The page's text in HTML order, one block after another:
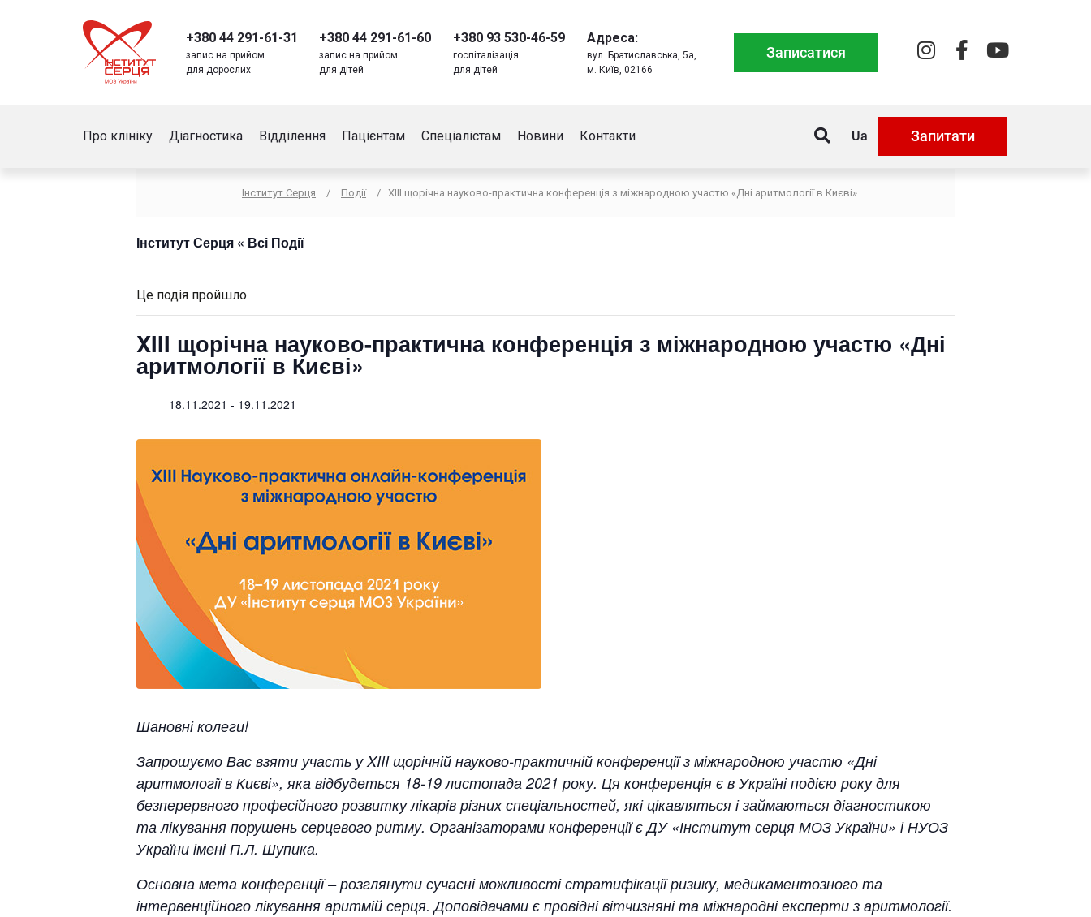
+380 44 291-61-31
запис на прийом
для дорослих
+380 44 291-61-60
запис на прийом
для дітей
+380 93 530-46-59
госпіталізація
для дітей
Адреса:
вул. Братиславська, 5а,
м. Київ, 02166
Записатися
Про клініку Діагностика Відділення Пацієнтам Спеціалістам Новини Контакти Ua Запитати
Інститут Серця / Події / XIII щорічна науково-практична конференція з міжнародною участю «Дні аритмології в Києві»
Інститут Серця « Всі Події
Це подія пройшло.
XIII щорічна науково-практична конференція з міжнародною участю «Дні
аритмології в Києві»
18.11.2021 - 19.11.2021
Шановні колеги!
Запрошуємо Вас взяти участь у XIIIщорічній науково-практичній конференції з міжнародною участю «Дні
аритмології в Києві», яка відбудеться 18-19 листопада 2021 року. Ця конференція є в Україні подією року для
безперервного професійного розвитку лікарів різних спеціальностей, які цікавляться і займаються діагностикою
та лікування порушень серцевого ритму. Організаторами конференції є ДУ «Інститут серця МОЗ України» і НУОЗ
України імені П.Л. Шупика.
Основна мета конференції – розглянути сучасні можливості стратифікації ризику, медикаментозного та
інтервенційного лікування аритмій серця. Доповідачами є провідні вітчизняні та міжнародні експерти з аритмології.